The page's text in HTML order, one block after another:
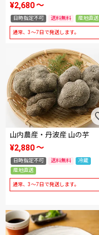
¥2,680〜
日時指定不可 送料無料 産地直送
通常、3～7日で発送します。
山内農産・丹波産 山の芋
¥2,880〜
日時指定不可 送料無料
冷蔵
産地直送
通常、3～7日で発送します。